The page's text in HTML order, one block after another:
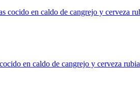
en caldo de cangrejo y cerveza rubia